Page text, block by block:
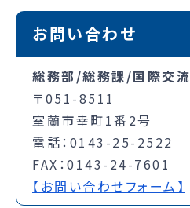
お問い合わせ
総務部/総務課/国際交流
〒051-8511
室蘭市幸町1番2号
電話：0143-25-2522
FAX：0143-24-7601
【お問い合わせフォーム】